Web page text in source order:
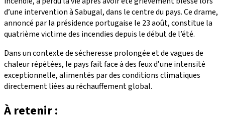
d’une intervention à Sabugal, dans le centre du pays. Ce drame,
annoncé par la présidence portugaise le 23 août, constitue la
quatrième victime des incendies depuis le début de l’été.
Dans un contexte de sécheresse prolongée et de vagues de
chaleur répétées, le pays fait face à des feux d’une intensité
exceptionnelle, alimentés par des conditions climatiques
directement liées au réchauffement global.
À retenir :